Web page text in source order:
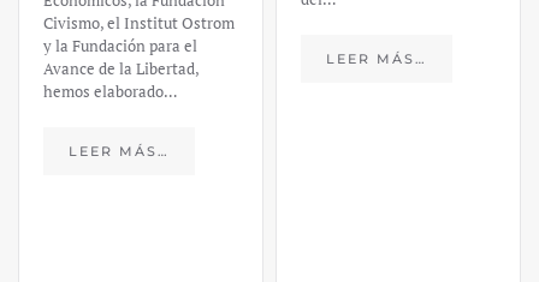
Civismo, el Institut Ostrom
y la Fundación para el
Avance de la Libertad,
hemos elaborado…
LEER MÁS…
LEER MÁS…